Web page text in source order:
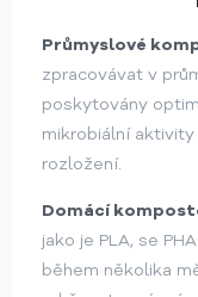
Průmyslové
zpracovávat v
poskytovány
mikrobiální
rozložení.
Domácí
jako je PLA, se
během několika